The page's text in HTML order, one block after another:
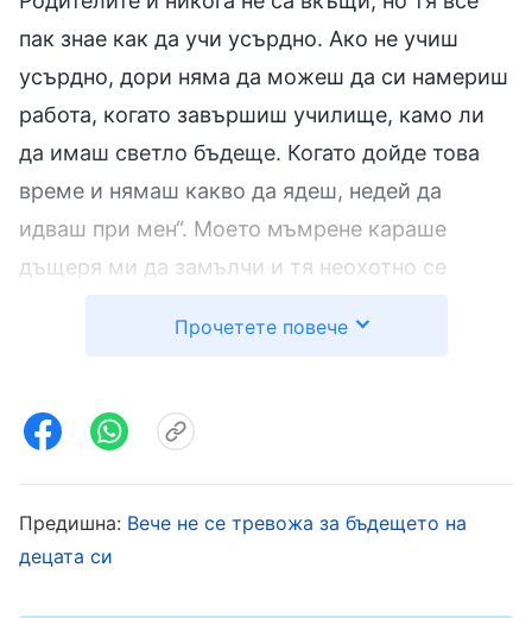
пак знае как да учи усърдно. Ако не учиш
усърдно, дори няма да можеш да си намериш
работа, когато завършиш училище, камо ли
да имаш светло бъдеще. Когато дойде това
време и нямаш какво да ядеш, недей да
идваш при мен“. Моето мъмрене караше
дъщеря ми да замълчи и тя неохотно се
Така, под строгия ми контрол, оценките на
получаваше над 90 точки, а понякога дори 99.
Но аз все пак ѝ се карах, като казвах: „Защо
насърчавах да учи усилено, като ѝ купувах
допълнителни учебни материали, които да
Прочетете повече
Предишна: Вече не се тревожа за бъдещето на
децата си